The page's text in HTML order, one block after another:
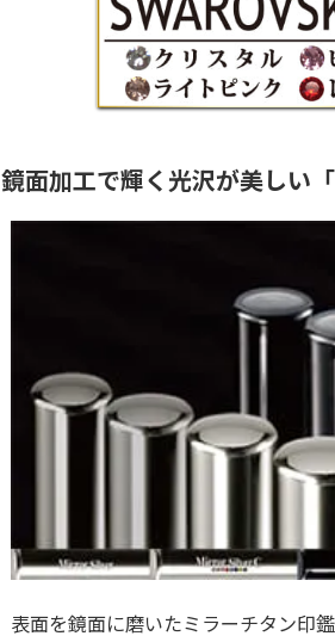
鏡面加工で輝く光沢が美しい
表面を鏡面に磨いたミラーチタン印